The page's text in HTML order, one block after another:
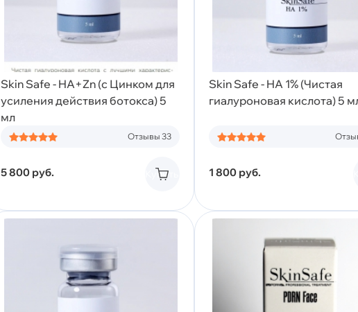
Skin Safe - HA+Zn (с Цинком для
усиления действия ботокса) 5
мл
Отзывы 33
5 800 руб. Купить
Skin Safe - HA 1% (Чистая
гиалуроновая кислота) 5
1 800 руб.